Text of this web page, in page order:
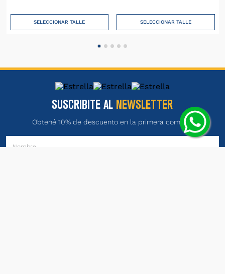
SELECCIONAR TALLE SELECCIONAR TALLE
SUSCRIBITE AL NEWSLETTER
Obtené 10% de descuento en la primera compra.